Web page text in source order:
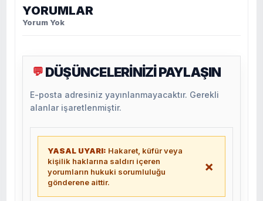
YORUMLAR
Yorum Yok
💬 DÜŞÜNCELERİNİZİ PAYLAŞIN
E-posta adresiniz yayınlanmayacaktır. Gerekli
alanlar işaretlenmiştir.
YASAL UYARI: Hakaret, küfür veya
kişilik haklarına saldırı içeren
yorumların hukuki sorumluluğu
gönderene aittir.
×